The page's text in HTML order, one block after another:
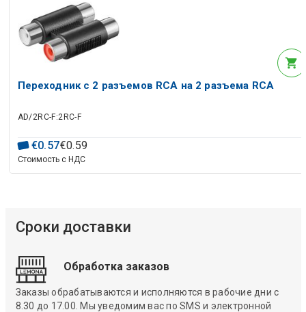
Переходник с 2 разъемов RCA на 2 разъема RCA
AD/2RC-F:2RC-F
€0.57€0.59
Стоимость с НДС
Сроки доставки
Обработка заказов
Заказы обрабатываются и исполняются в рабочие дни с
8.30 до 17.00. Мы уведомим вас по SMS и электронной